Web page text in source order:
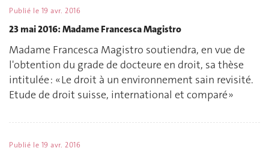
Publié le 19 avr. 2016
23 mai 2016: Madame Francesca Magistro
Madame Francesca Magistro soutiendra, en vue de
l'obtention du grade de docteure en droit, sa thèse
intitulée : « Le droit à un environnement sain revisité.
Etude de droit suisse, international et comparé »
Publié le 19 avr. 2016